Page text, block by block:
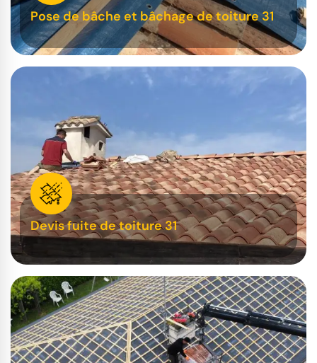
Pose de bâche et bâchage de toiture 31
Devis fuite de toiture 31